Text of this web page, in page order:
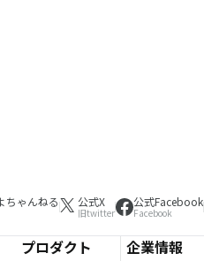
ちゃんねる 公式X
旧twitter
公式Facebook
Facebook
プロダクト 企業情報